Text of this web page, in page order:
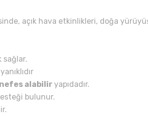
açık hava etkinlikleri, doğa
sağlar.
nefes alabilir yapıdadır.
bulunur.